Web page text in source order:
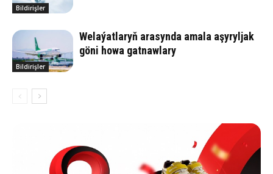
Bildirişler
Bildirişler
Welaýatlaryň arasynda amala aşyryljak
göni howa gatnawlary